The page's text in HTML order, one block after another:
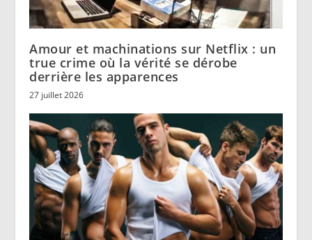
Amour et machinations sur Netflix : un
true crime où la vérité se dérobe
derrière les apparences
27 juillet 2026